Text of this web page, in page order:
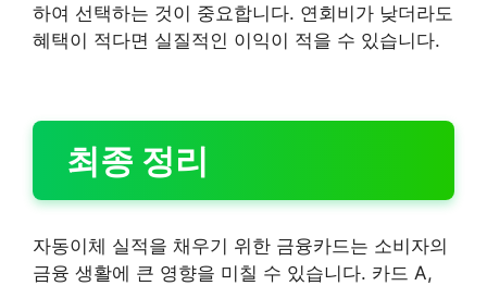
하여 선택하는 것이 중요합니다. 연회비가 낮더라도
혜택이 적다면 실질적인 이익이 적을 수 있습니다.
최종 정리
자동이체 실적을 채우기 위한 금융카드는 소비자의
금융 생활에 큰 영향을 미칠 수 있습니다. 카드 A,